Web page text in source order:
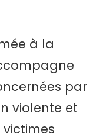
à la
par
violente et